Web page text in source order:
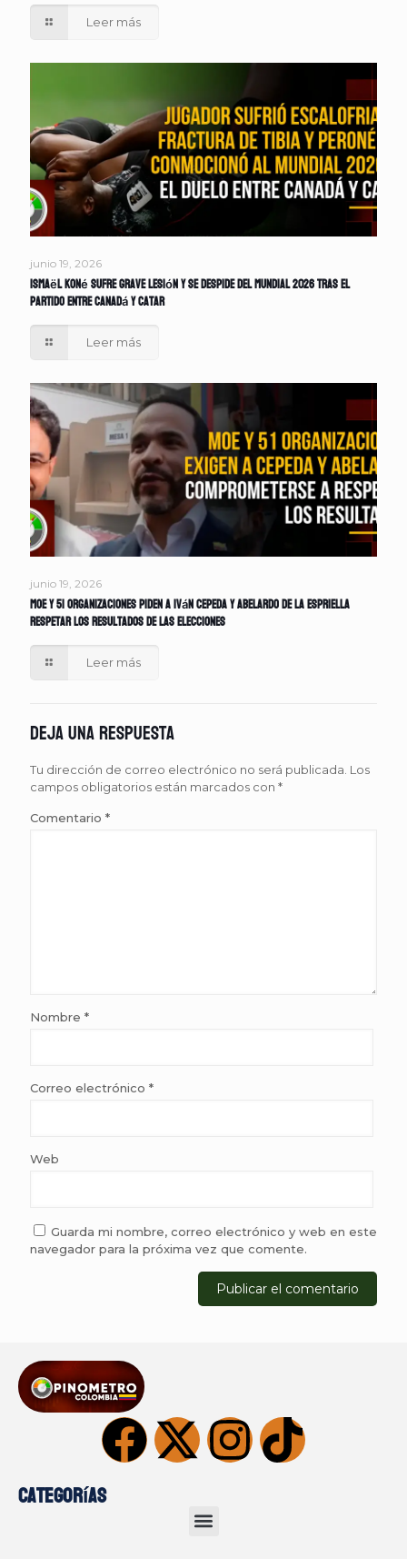
Leer más
junio 19, 2026
Ismaël Koné sufre grave lesión y se despide del Mundial 2026 tras el
partido entre Canadá y Catar
Leer más
junio 19, 2026
MOE y 51 organizaciones piden a Iván Cepeda y Abelardo de la Espriella
respetar los resultados de las elecciones
Leer más
Deja una respuesta
Tu dirección de correo electrónico no será publicada. Los
campos obligatorios están marcados con *
Comentario *
Nombre *
Correo electrónico *
Web
Guarda mi nombre, correo electrónico y web en este
navegador para la próxima vez que comente.
Categorías